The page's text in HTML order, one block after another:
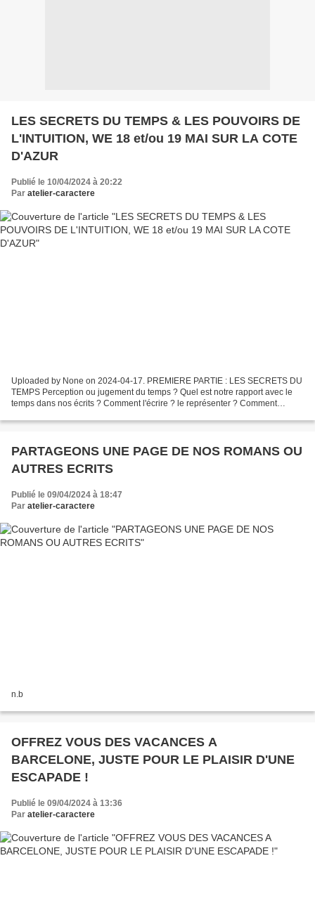
LES SECRETS DU TEMPS & LES POUVOIRS DE
L'INTUITION, WE 18 et/ou 19 MAI SUR LA COTE
D'AZUR
Publié le 10/04/2024 à 20:22
Par atelier-caractere
Uploaded by None on 2024-04-17. PREMIERE PARTIE : LES SECRETS DU
TEMPS Perception ou jugement du temps ? Quel est notre rapport avec le
temps dans nos écrits ? Comment l'écrire ? le représenter ? Comment
PARTAGEONS UNE PAGE DE NOS ROMANS OU
AUTRES ECRITS
Publié le 09/04/2024 à 18:47
Par atelier-caractere
n.b
OFFREZ VOUS DES VACANCES A
BARCELONE, JUSTE POUR LE PLAISIR D'UNE
ESCAPADE !
Publié le 09/04/2024 à 13:36
Par atelier-caractere